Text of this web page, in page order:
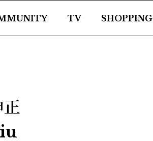
TV SHOPPING